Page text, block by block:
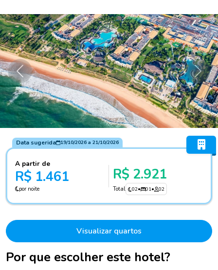
Anterior
Por que escolher este hotel?
Data sugerida 19/10/2026a 21/10/2026
A partir de
R$ 1.461
por noite
R$ 2.921
Total 02• 01• 02
Visualizar quartos